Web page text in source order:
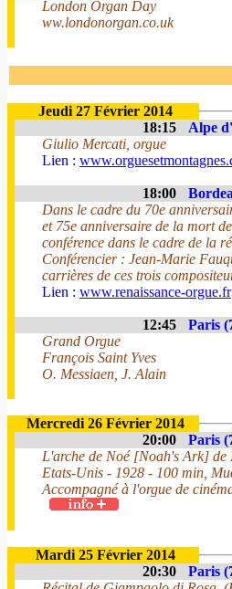
London Organ Day
ww.londonorgan.co.uk
Jeudi 27 Février 2014
18:15
Alpe
Giulio Mercati, orgue
Lien :
18:00
Dans le cadre du 70e
et 75e anniversaire de la mort
conférence dans le cadre de la
Conférencier : Jean-Marie
carrières de ces trois
Lien : www.renaissance-orgue.fr
12:45 Paris
Grand Orgue
François Saint Yves
O. Messiaen, J. Alain
Mercredi 26 Février 2014
20:00
Paris
L'arche de Noé [Noah's Ark]
Etats-Unis - 1928 - 100 min,
Accompagné à l'orgue de
Mardi 25 Février 2014
20:30
Paris